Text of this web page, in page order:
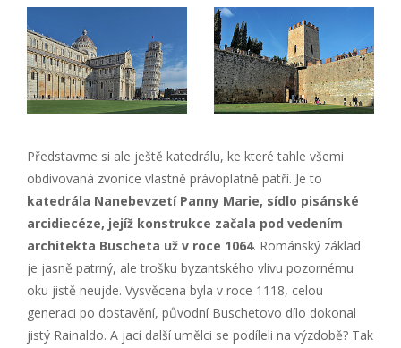
Představme si ale ještě katedrálu, ke které tahle všemi
obdivovaná zvonice vlastně právoplatně patří. Je to
katedrála Nanebevzetí Panny Marie, sídlo pisánské
arcidiecéze, jejíž konstrukce začala pod vedením
architekta Buscheta už v roce 1064. Románský základ
je jasně patrný, ale trošku byzantského vlivu pozornému
oku jistě neujde. Vysvěcena byla v roce 1118, celou
generaci po dostavění, původní Buschetovo dílo dokonal
jistý Rainaldo. A jací další umělci se podíleli na výzdobě? Tak